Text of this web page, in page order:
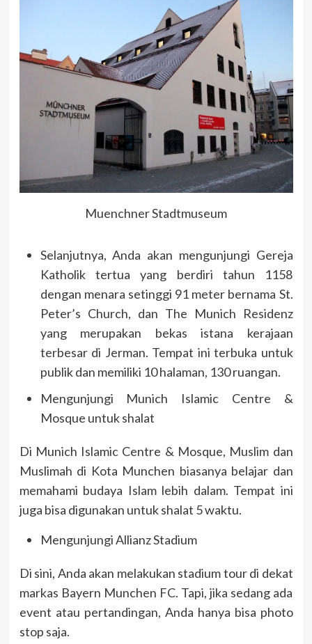
Muenchner Stadtmuseum
Selanjutnya, Anda akan mengunjungi Gereja
Katholik tertua yang berdiri tahun 1158
dengan menara setinggi 91 meter bernama St.
Peter’s Church, dan The Munich Residenz
yang merupakan bekas istana kerajaan
terbesar di Jerman. Tempat ini terbuka untuk
publik dan memiliki 10 halaman, 130 ruangan.
Mengunjungi Munich Islamic Centre &
Mosque untuk shalat
Di Munich Islamic Centre & Mosque, Muslim dan
Muslimah di Kota Munchen biasanya belajar dan
memahami budaya Islam lebih dalam. Tempat ini
juga bisa digunakan untuk shalat 5 waktu.
Mengunjungi Allianz Stadium
Di sini, Anda akan melakukan stadium tour di dekat
markas Bayern Munchen FC. Tapi, jika sedang ada
event atau pertandingan, Anda hanya bisa photo
stop saja.